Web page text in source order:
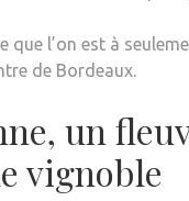
que l’on est à
de Bordeaux.
un
vignoble